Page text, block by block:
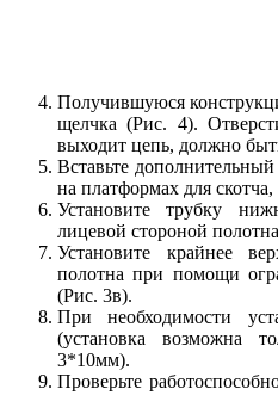
Получившуюся
щелчка (Рис. 4).
выходит цепь, должно
Вставьте
на платформах для
Установите трубку
лицевой стороной
Установите крайнее
полотна при помощи
(Рис. 3в).
При необходимости
(установка возможна
3*10мм).
Проверьте